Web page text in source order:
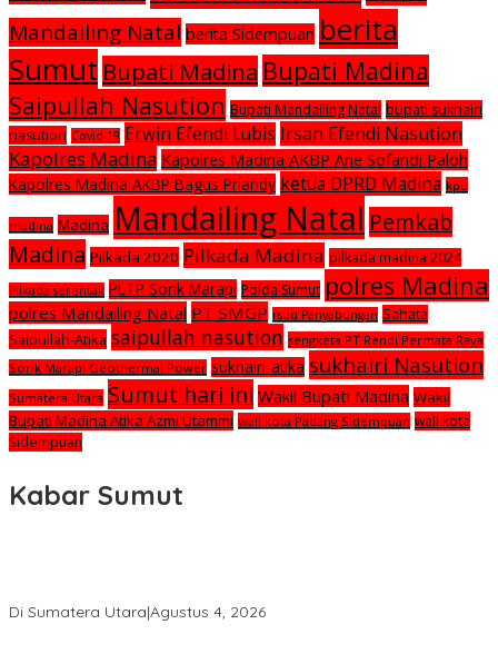
Mandailing Natal berita Sidempuan berita
Sumut Bupati Madina Bupati Madina
Saipullah Nasution Bupati Mandailing Natal bupati sukhairi
nasution Covid-19 Erwin Efendi Lubis Irsan Efendi Nasution
Kapolres Madina Kapolres Madina AKBP Arie Sofandi Paloh
Kapolres Madina AKBP Bagus Priandy ketua DPRD Madina kpu
madina Madina Mandailing Natal Pemkab
Madina Pilkada 2020 Pilkada Madina pilkada madina 2024
Pilkada serentak PLTP Sorik Marapi Polda Sumut polres Madina
polres Mandailing Natal PT SMGP rsud Panyabungan Sahata
Saipullah-Atika saipullah nasution sengketa PT Rendi Permata Raya
Sorik Marapi Geothermal Power sukhairi-atika sukhairi Nasution
Sumatera Utara Sumut hari ini Wakil Bupati Madina Wakil
Bupati Madina Atika Azmi Utammi wali kota Padang Sidempuan wali kota
Sidempuan
Kabar Sumut
Di Sumatera Utara|Agustus 4, 2026